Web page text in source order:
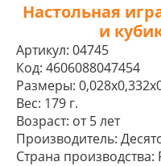
Настольная
и
Артикул: 04745
Код: 4606088047454
Размеры:
Вес: 179 г.
Возраст: от 5 лет
Производитель:
Страна производства: